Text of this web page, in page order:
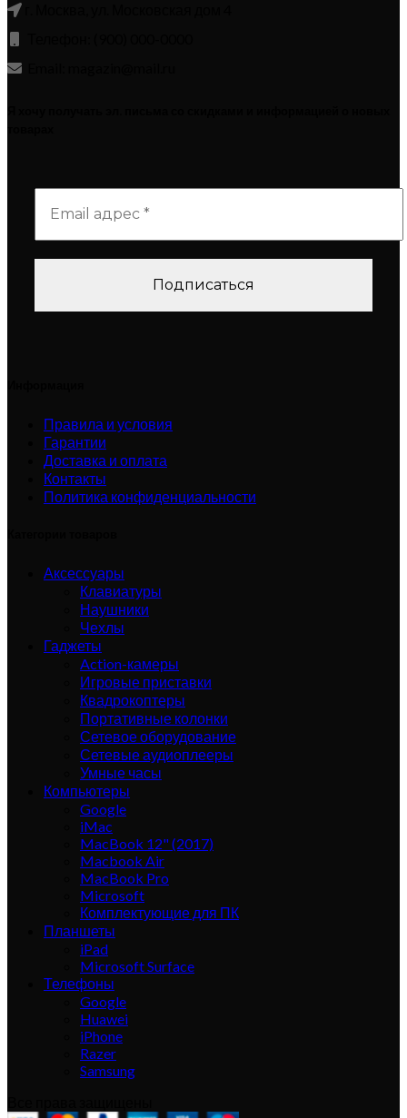
Правила и условия
Гарантии
Доставка и оплата
Контакты
Политика конфиденциальности
Аксессуары
Клавиатуры
Наушники
Чехлы
Гаджеты
Action-камеры
Игровые приставки
Квадрокоптеры
Портативные колонки
Сетевое оборудование
Сетевые аудиоплееры
Умные часы
Компьютеры
Google
iMac
MacBook 12" (2017)
Macbook Air
MacBook Pro
Microsoft
Комплектующие для ПК
Планшеты
iPad
Microsoft Surface
Телефоны
Google
Huawei
iPhone
Razer
Samsung